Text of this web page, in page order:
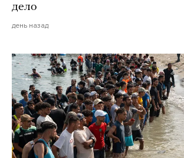
дело
день назад